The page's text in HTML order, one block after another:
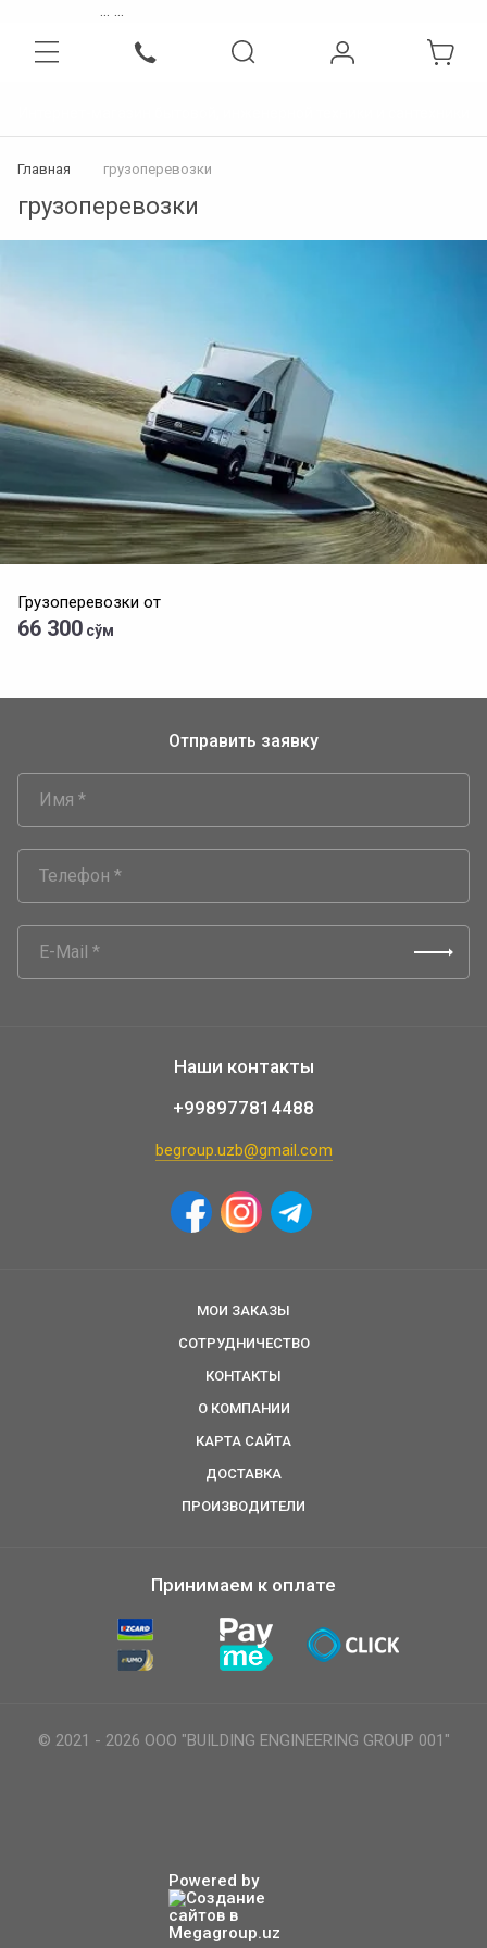
... ...
Главная грузоперевозки
грузоперевозки
Грузоперевозки от
66 300 сўм
Отправить заявку
Наши контакты
+998977814488
begroup.uzb@gmail.com
МОИ ЗАКАЗЫ
СОТРУДНИЧЕСТВО
КОНТАКТЫ
О КОМПАНИИ
КАРТА САЙТА
ДОСТАВКА
ПРОИЗВОДИТЕЛИ
Принимаем к оплате
© 2021 - 2026 ООО "BUILDING ENGINEERING GROUP 001"
Powered by